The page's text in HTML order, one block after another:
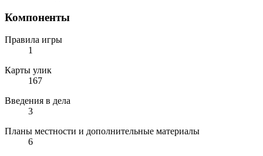
Компоненты
Правила игры
1
Карты улик
167
Введения в дела
3
Планы местности и дополнительные материалы
6